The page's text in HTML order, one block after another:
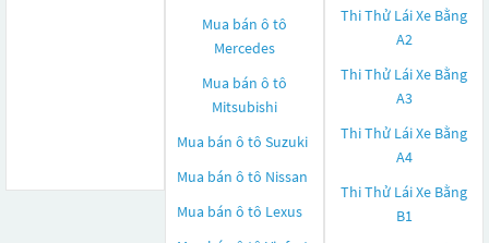
Mua bán ô tô
Mercedes
Mua bán ô tô
Mitsubishi
Mua bán ô tô Suzuki
Mua bán ô tô Nissan
Mua bán ô tô Lexus
Thi Thử Lái Xe Bằng
A2
Thi Thử Lái Xe Bằng
A3
Thi Thử Lái Xe Bằng
A4
Thi Thử Lái Xe Bằng
B1